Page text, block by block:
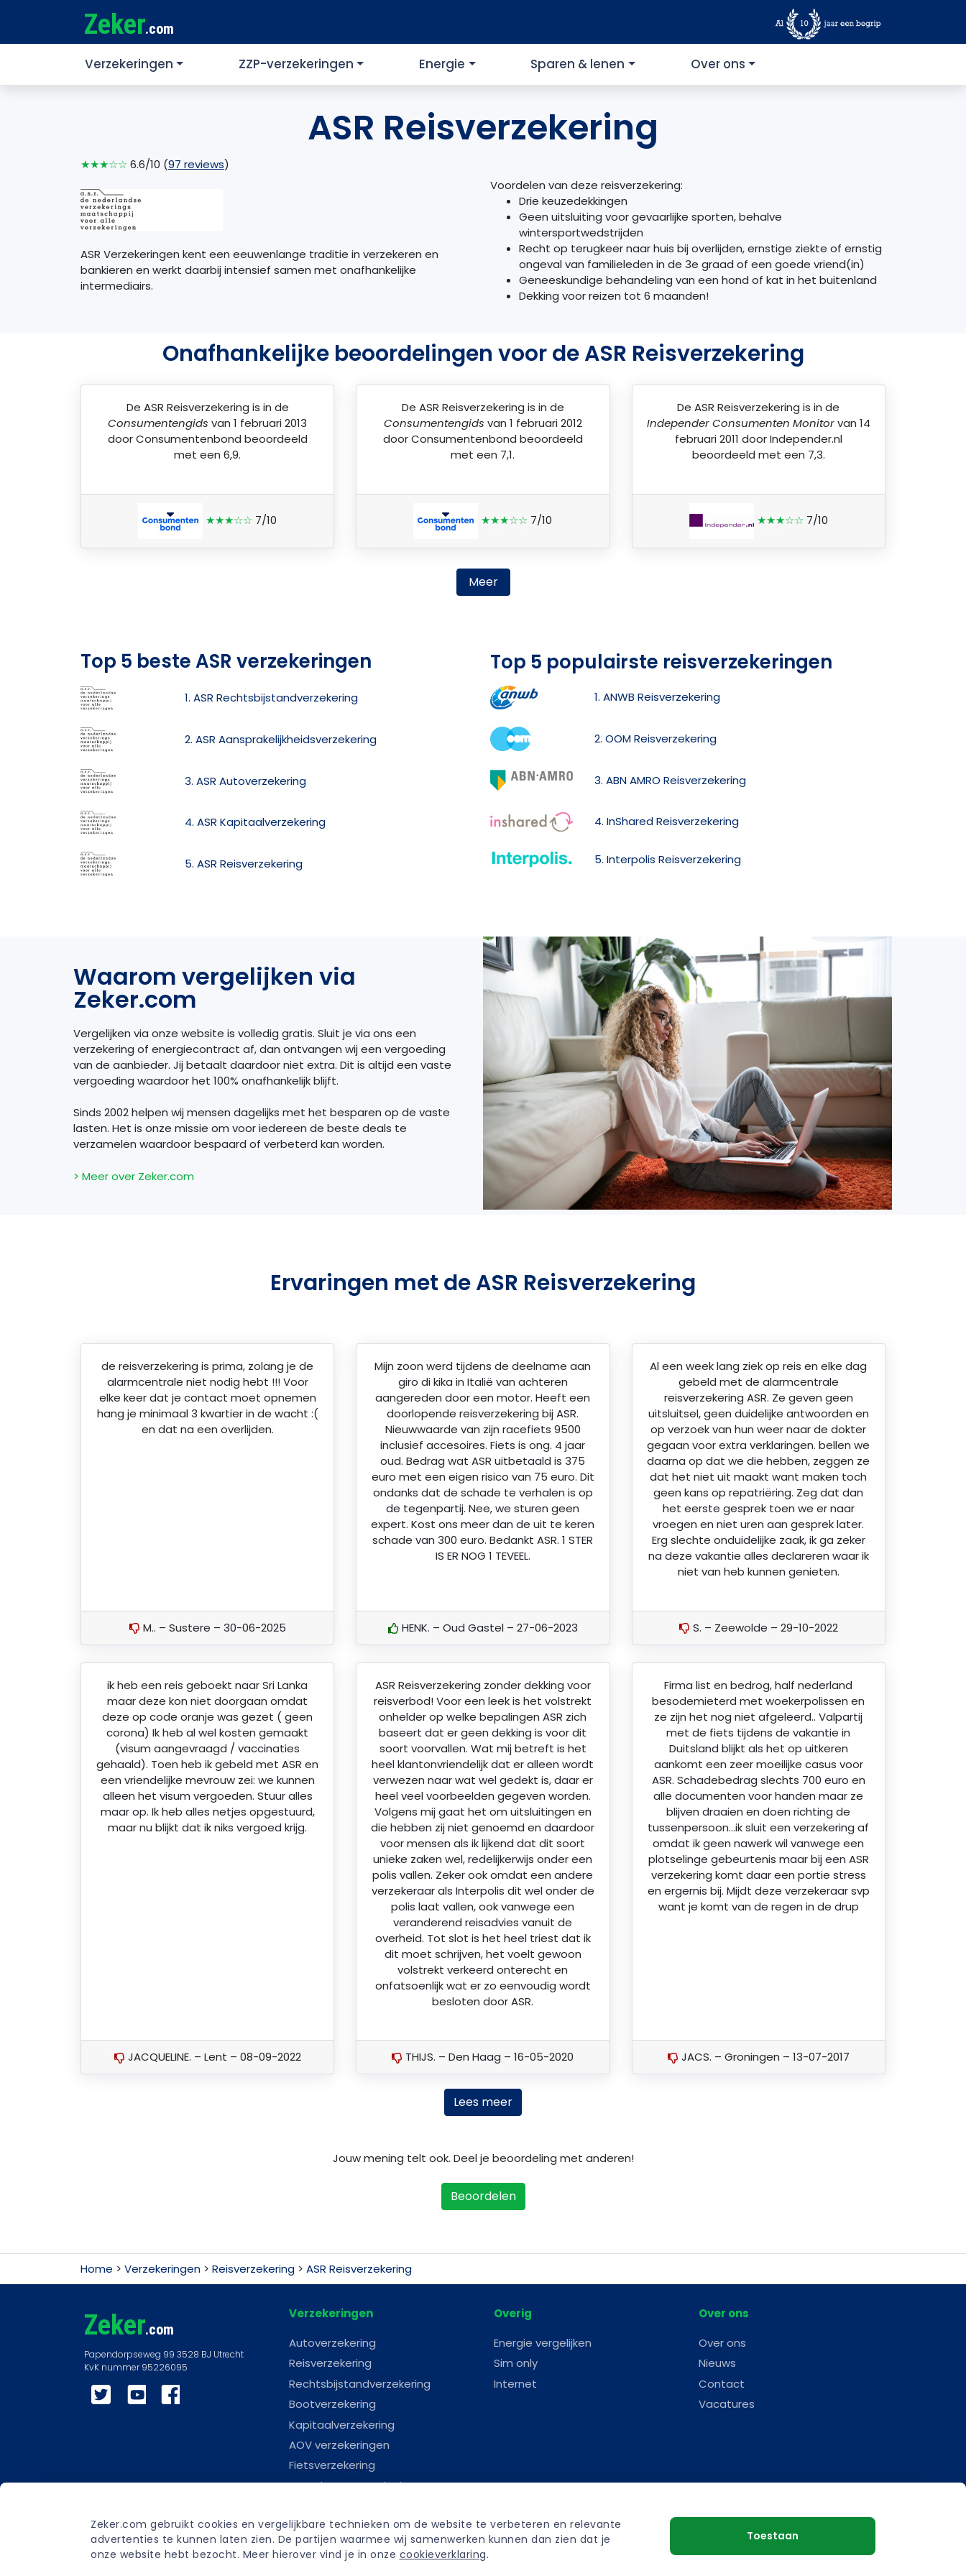
Zeker.com gebruikt cookies en vergelijkbare technieken om de website te verbeteren en relevante
advertenties te kunnen laten zien. De partijen waarmee wij samenwerken kunnen dan zien dat je
onze website hebt bezocht. Meer hierover vind je in onze cookieverklaring.
Toestaan
Zeker.com
Verzekeringen ZZP-verzekeringen Energie Sparen & lenen Over ons
ASR Reisverzekering
★★★☆☆ 6.6/10 (97 reviews)
ASR Verzekeringen kent een eeuwenlange traditie in verzekeren en
bankieren en werkt daarbij intensief samen met onafhankelijke
intermediairs.
Voordelen van deze reisverzekering:
Drie keuzedekkingen
Geen uitsluiting voor gevaarlijke sporten, behalve
wintersportwedstrijden
Recht op terugkeer naar huis bij overlijden, ernstige ziekte of ernstig
ongeval van familieleden in de 3e graad of een goede vriend(in)
Geneeskundige behandeling van een hond of kat in het buitenland
Dekking voor reizen tot 6 maanden!
Onafhankelijke beoordelingen voor de ASR Reisverzekering
De ASR Reisverzekering is in de
Consumentengids van 1 februari 2013
doorConsumentenbond beoordeeld
met een 6,9.
★★★☆☆ 7/10
De ASR Reisverzekering is in de
Consumentengids van 1 februari 2012
doorConsumentenbond beoordeeld
met een 7,1.
★★★☆☆ 7/10
DeASR Reisverzekering is in de
Independer Consumenten Monitorvan 14
februari 2011 doorIndepender.nl
beoordeeld met een 7,3.
★★★☆☆ 7/10
Meer
Top 5 beste ASR verzekeringen
1. ASR Rechtsbijstandverzekering
2. ASR Aansprakelijkheidsverzekering
3. ASR Autoverzekering
4. ASR Kapitaalverzekering
5. ASR Reisverzekering
Top 5 populairste reisverzekeringen
1. ANWB Reisverzekering
2. OOM Reisverzekering
3. ABN AMRO Reisverzekering
4. InShared Reisverzekering
5. Interpolis Reisverzekering
Waarom vergelijken via
Zeker.com
Vergelijken via onze website is volledig gratis. Sluit je via ons een
verzekering of energiecontract af, dan ontvangen wij een vergoeding
van de aanbieder. Jij betaalt daardoor niet extra. Dit is altijd een vaste
vergoeding waardoor het 100% onafhankelijk blijft.
Sinds 2002 helpen wij mensen dagelijks met het besparen op de vaste
lasten. Het is onze missie om voor iedereen de beste deals te
verzamelen waardoor bespaard of verbeterd kan worden.
> Meer over Zeker.com
Ervaringen met de ASR Reisverzekering
de reisverzekering is prima, zolang je de
alarmcentrale niet nodig hebt !!! Voor
elke keer dat je contact moet opnemen
hang je minimaal 3 kwartier in de wacht :(
en dat na een overlijden.
M.. – Sustere – 30-06-2025
Mijn zoon werd tijdens de deelname aan
giro di kika in Italië van achteren
aangereden door een motor. Heeft een
doorlopende reisverzekering bij ASR.
Nieuwwaarde van zijn racefiets 9500
inclusief accesoires. Fiets is ong. 4 jaar
oud. Bedrag wat ASR uitbetaald is 375
euro met een eigen risico van 75 euro. Dit
ondanks dat de schade te verhalen is op
de tegenpartij. Nee, we sturen geen
expert. Kost ons meer dan de uit te keren
schade van 300 euro. Bedankt ASR. 1 STER
IS ER NOG 1 TEVEEL.
HENK. – Oud Gastel – 27-06-2023
Al een week lang ziek op reis en elke dag
gebeld met de alarmcentrale
reisverzekering ASR. Ze geven geen
uitsluitsel, geen duidelijke antwoorden en
op verzoek van hun weer naar de dokter
gegaan voor extra verklaringen. bellen we
daarna op dat we die hebben, zeggen ze
dat het niet uit maakt want maken toch
geen kans op repatriëring. Zeg dat dan
het eerste gesprek toen we er naar
vroegen en niet uren aan gesprek later.
Erg slechte onduidelijke zaak, ik ga zeker
na deze vakantie alles declareren waar ik
niet van heb kunnen genieten.
S. – Zeewolde – 29-10-2022
ik heb een reis geboekt naar Sri Lanka
maar deze kon niet doorgaan omdat
deze op code oranje was gezet ( geen
corona) Ik heb al wel kosten gemaakt
(visum aangevraagd / vaccinaties
gehaald). Toen heb ik gebeld met ASR en
een vriendelijke mevrouw zei: we kunnen
alleen het visum vergoeden. Stuur alles
maar op. Ik heb alles netjes opgestuurd,
maar nu blijkt dat ik niks vergoed krijg.
JACQUELINE. – Lent – 08-09-2022
ASR Reisverzekering zonder dekking voor
reisverbod! Voor een leek is het volstrekt
onhelder op welke bepalingen ASR zich
baseert dat er geen dekking is voor dit
soort voorvallen. Wat mij betreft is het
heel klantonvriendelijk dat er alleen wordt
verwezen naar wat wel gedekt is, daar er
heel veel voorbeelden gegeven worden.
Volgens mij gaat het om uitsluitingen en
die hebben zij niet genoemd en daardoor
voor mensen als ik lijkend dat dit soort
unieke zaken wel, redelijkerwijs onder een
polis vallen. Zeker ook omdat een andere
verzekeraar als Interpolis dit wel onder de
polis laat vallen, ook vanwege een
veranderend reisadvies vanuit de
overheid. Tot slot is het heel triest dat ik
dit moet schrijven, het voelt gewoon
volstrekt verkeerd onterecht en
onfatsoenlijk wat er zo eenvoudig wordt
besloten door ASR.
THIJS. – Den Haag – 16-05-2020
Firma list en bedrog, half nederland
besodemieterd met woekerpolissen en
ze zijn het nog niet afgeleerd.. Valpartij
met de fiets tijdens de vakantie in
Duitsland blijkt als het op uitkeren
aankomt een zeer moeilijke casus voor
ASR. Schadebedrag slechts 700 euro en
alle documenten voor handen maar ze
blijven draaien en doen richting de
tussenpersoon…ik sluit een verzekering af
omdat ik geen nawerk wil vanwege een
plotselinge gebeurtenis maar bij een ASR
verzekering komt daar een portie stress
en ergernis bij. Mijdt deze verzekeraar svp
want je komt van de regen in de drup
JACS. – Groningen – 13-07-2017
Lees meer
Jouw mening telt ook. Deel je beoordeling met anderen!
Beoordelen
Home > Verzekeringen > Reisverzekering > ASR Reisverzekering
Zeker.com
Twitter YouTube
Verzekeringen
Autoverzekering
Reisverzekering
Rechtsbijstandverzekering
Bootverzekering
Kapitaalverzekering
AOV verzekeringen
Fietsverzekering
Woonlastenverzekering
Caravanverzekering
Begrafenisverzekering
Overig
Energie vergelijken
Sim only
Internet
Over ons
Over ons
Nieuws
Contact
Vacatures